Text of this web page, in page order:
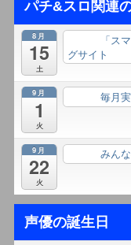
パチ&スロ関連
8月
15
土
「ス
グサイト
9月
1
火
毎月
9月
22
火
みん
声優の誕生日